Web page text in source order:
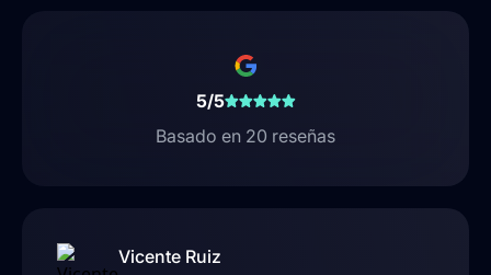
5/5
Basado en 20 reseñas
Vicente Ruiz